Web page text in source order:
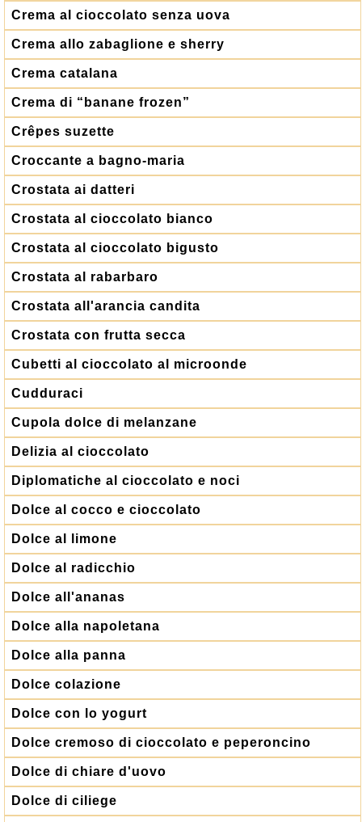
Crema al cioccolato senza uova
Crema allo zabaglione e sherry
Crema catalana
Crema di “banane frozen”
Crêpes suzette
Croccante a bagno-maria
Crostata ai datteri
Crostata al cioccolato bianco
Crostata al cioccolato bigusto
Crostata al rabarbaro
Crostata all'arancia candita
Crostata con frutta secca
Cubetti al cioccolato al microonde
Cudduraci
Cupola dolce di melanzane
Delizia al cioccolato
Diplomatiche al cioccolato e noci
Dolce al cocco e cioccolato
Dolce al limone
Dolce al radicchio
Dolce all'ananas
Dolce alla napoletana
Dolce alla panna
Dolce colazione
Dolce con lo yogurt
Dolce cremoso di cioccolato e peperoncino
Dolce di chiare d'uovo
Dolce di ciliege